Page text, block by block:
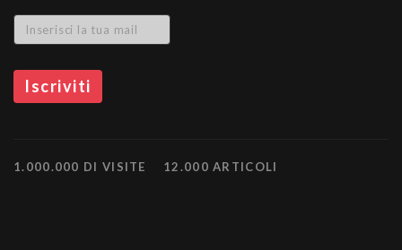
1.000.000 DI VISITE 12.000 ARTICOLI